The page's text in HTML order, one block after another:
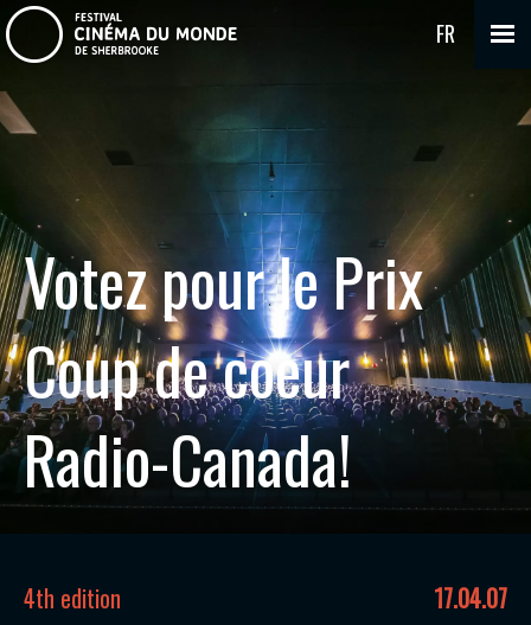
FR
Votez pour le Prix
Coup de coeur
Radio-Canada!
4th edition 17.04.07